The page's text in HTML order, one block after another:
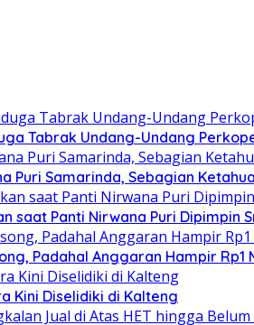
Tabrak Undang-Undang
Puri Samarinda, Sebagian
saat Panti Nirwana Puri Dipimpin
Padahal Anggaran Hampir Rp1
Kini Diselidiki di Kalteng